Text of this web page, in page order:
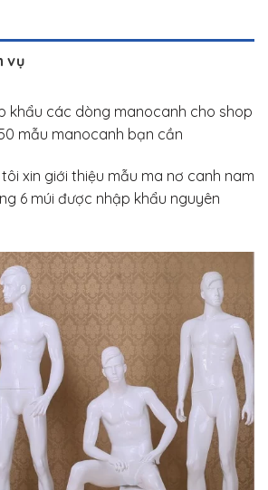
vụ
khẩu các dòng manocanh cho shop
mẫu manocanh bạn cần
xin giới thiệu mẫu ma nơ canh nam
6 múi được nhập khẩu nguyên